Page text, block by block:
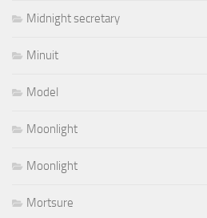
Midnight secretary
Minuit
Model
Moonlight
Moonlight
Mortsure